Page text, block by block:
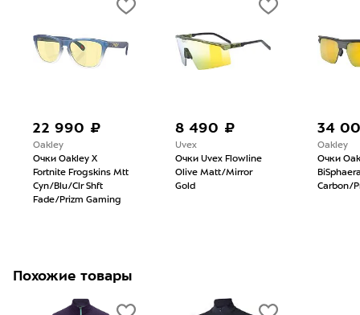
22 990 ₽
Oakley
Очки Oakley X
Fortnite Frogskins Mtt
Cyn/Blu/Clr Shft
Fade/Prizm Gaming
8 490 ₽
Uvex
Очки Uvex Flowline
Olive Matt/Mirror
Gold
34
Oakley
Очки
Carbon/
Похожие товары